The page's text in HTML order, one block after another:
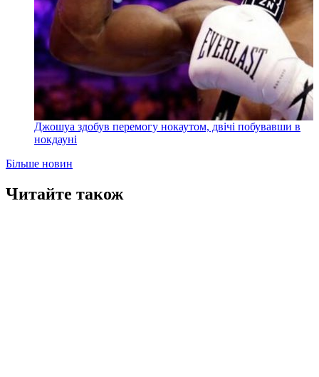
Джошуа здобув перемогу нокаутом, двічі побувавши в
нокдауні
Більше новин
Читайте також